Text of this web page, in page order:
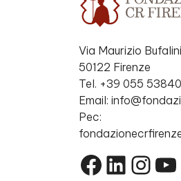
Via Maurizio
50122 Firenze
Tel. +39 055
Email:
Pec: